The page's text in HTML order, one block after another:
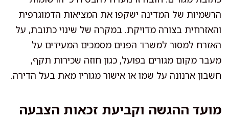
הרשמיות של המדינה ישקפו את המציאות הדמוגרפית
והאזרחית בצורה מדויקת. במקרה של שינוי כתובת, על
האזרח למסור למשרד הפנים מסמכים המעידים על
מעבר מקום מגורים בפועל, כגון חוזה שכירות תקף,
חשבון ארנונה על שמו או אישור מגוריו מאת בעל הדירה.
מועד ההגשה וקביעת זכאות הצבעה